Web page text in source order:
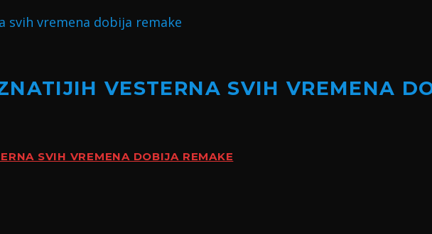
VESTERNA SVIH VREMENA
SVIH VREMENA DOBIJA REMAKE